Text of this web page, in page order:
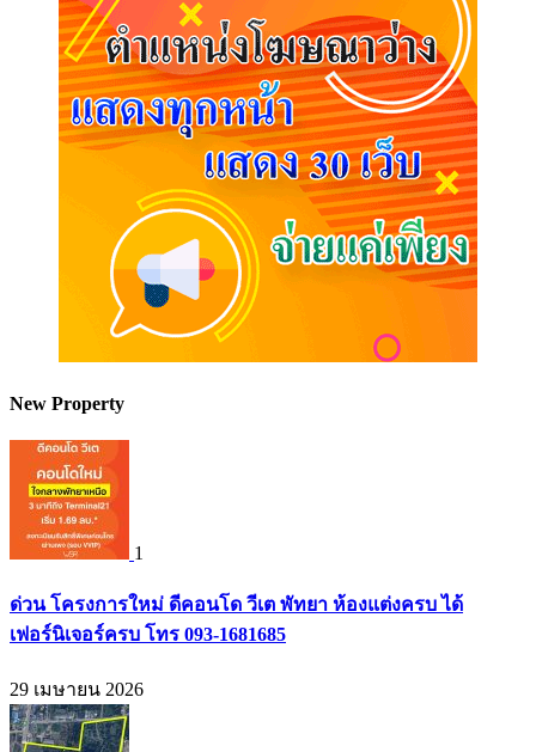
New Property
1
ด่วน โครงการใหม่ ดีคอนโด วีเต พัทยา ห้องแต่งครบ ได้
เฟอร์นิเจอร์ครบ โทร 093-1681685
29 เมษายน 2026